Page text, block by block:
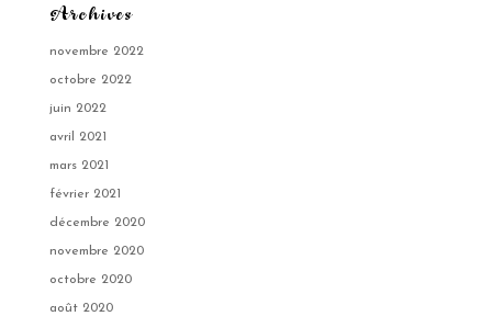
Archives
novembre 2022
octobre 2022
juin 2022
avril 2021
mars 2021
février 2021
décembre 2020
novembre 2020
octobre 2020
août 2020